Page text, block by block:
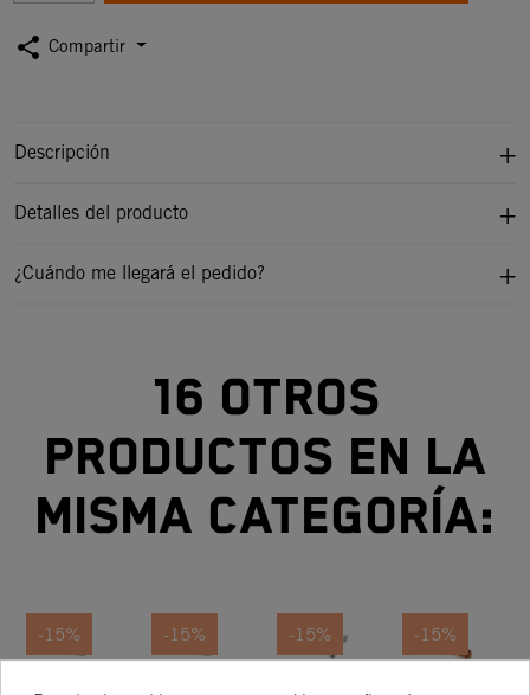
share Compartir
Descripción
Detalles del producto
¿Cuándo me llegará el pedido?
16 otros
productos en la
misma categoría:
-15% -15% -15% -15%